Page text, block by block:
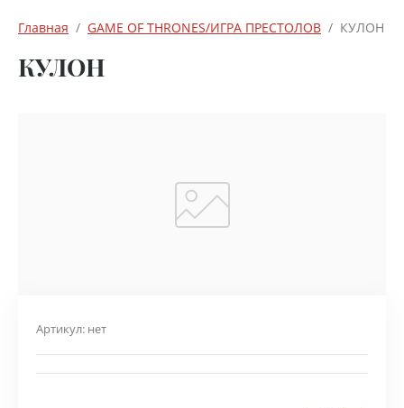
Главная
  /
GAME OF THRONES/ИГРА ПРЕСТОЛОВ
  /  КУЛОН
КУЛОН
Артикул: нет